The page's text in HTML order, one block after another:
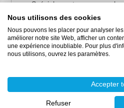
Spécialement conçu pour le
des mastics et des apprêts.
matière initial.
Finition uniforme grâce à
Très longue durée de vie.
Nous utilisons des cookies
Nous pouvons les placer pour analyser
améliorer notre site Web, afficher un
une expérience inoubliable. Pour plus
nous utilisons, ouvrez les paramètres.
Accepter
Refuser